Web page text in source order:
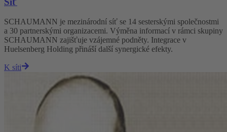
SCHAUMANN je mezinárodní síť se 14 sesterskými společnostmi
a 30 partnerskými organizacemi. Výměna informací v rámci skupiny
SCHAUMANN zajišťuje vzájemné podněty. Integrace v
Huelsenberg Holding přináší další synergické efekty.
K síti